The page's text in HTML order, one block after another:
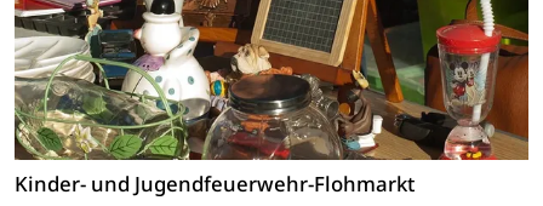
Kinder- und Jugendfeuerwehr-Flohmarkt